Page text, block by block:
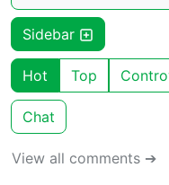
Sidebar
Hot Top
Chat
View all comments ➔